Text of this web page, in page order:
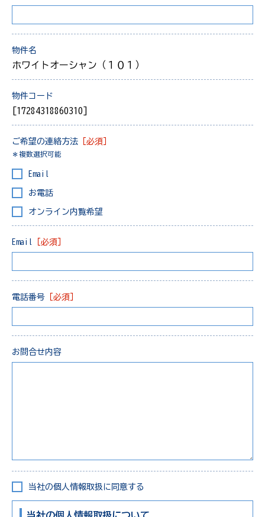
物件名
ホワイトオーシャン（１０１）
物件コード
[17284318860310]
ご希望の連絡方法 ［必須］
＊複数選択可能
Email
お電話
オンライン内覧希望
Email ［必須］
電話番号 ［必須］
お問合せ内容
当社の個人情報取扱に同意する